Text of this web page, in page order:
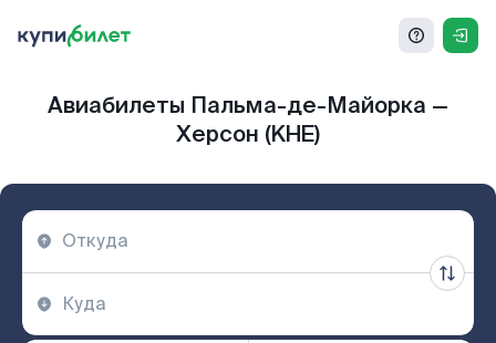
Авиабилеты Пальма-де-Майорка —
Херсон (KHE)